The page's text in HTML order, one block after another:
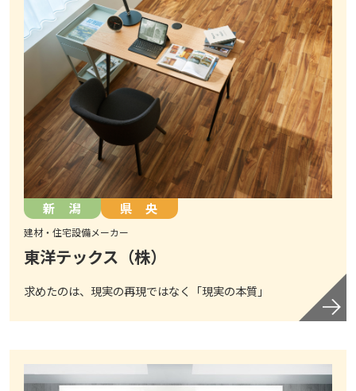
新 潟 県 央
建材・住宅設備メーカー
東洋テックス（株）
求めたのは、現実の再現ではなく「現実の本質」